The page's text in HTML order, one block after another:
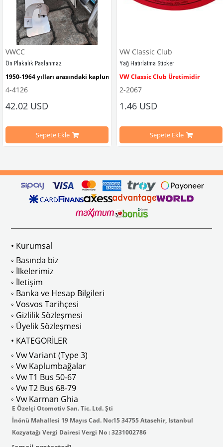
sürüş esnasında doğrudan gelen güneş ışığını keserek görüş
isteyenler için tercih edilir.
Ghia Modelleri İle Uyumludur
: AC711500 / 80500
VWCC
Ön Plakalık Paslanmaz
1950-1964 yılları arasındaki kaplumbağa modelleri ile uyumludur.
VWC Parça No: 4-4126
4-4126
42.02 USD
Sepete Ekle
VW Classic Club
Yağ Hatırlatma Sticker
VW Classic Club Üretimidir
1960-1967 Yılları Arasındaki T1
1968-1979 Yılları Arasındaki T2
2-2067
1.46 USD
Sepete Ekle
• Kurumsal
◦ Basında biz
◦ İlkelerimiz
◦ İletişim
◦ Banka ve Hesap Bilgileri
◦ Vosvos Tarihçesi
◦ Gizlilik Sözleşmesi
◦ Üyelik Sözleşmesi
• KATEGORİLER
◦ Vw Variant (Type 3)
◦ Vw Kaplumbağalar
◦ Vw T1 Bus 50-67
◦ Vw T2 Bus 68-79
◦ Vw Karman Ghia
E Özelçi Otomotiv San. Tic. Ltd. Şti
İnönü Mahallesi 19 Mayıs Cad. No:15 34755 Atasehir, Istanbul
Kozyatağı Vergi Dairesi Vergi No : 3231002786